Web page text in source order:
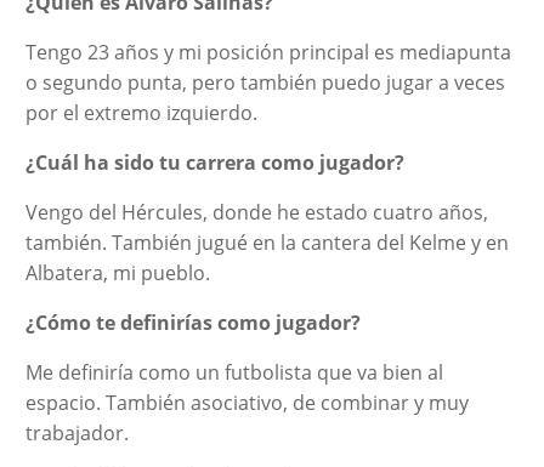
Tengo 23 años y mi posición principal es mediapunta
o segundo punta, pero también puedo jugar a veces
por el extremo izquierdo.
¿Cuál ha sido tu carrera como jugador?
Vengo del Hércules, donde he estado cuatro años,
también. También jugué en la cantera del Kelme y en
Albatera, mi pueblo.
¿Cómo te definirías como jugador?
Me definiría como un futbolista que va bien al
espacio. También asociativo, de combinar y muy
trabajador.